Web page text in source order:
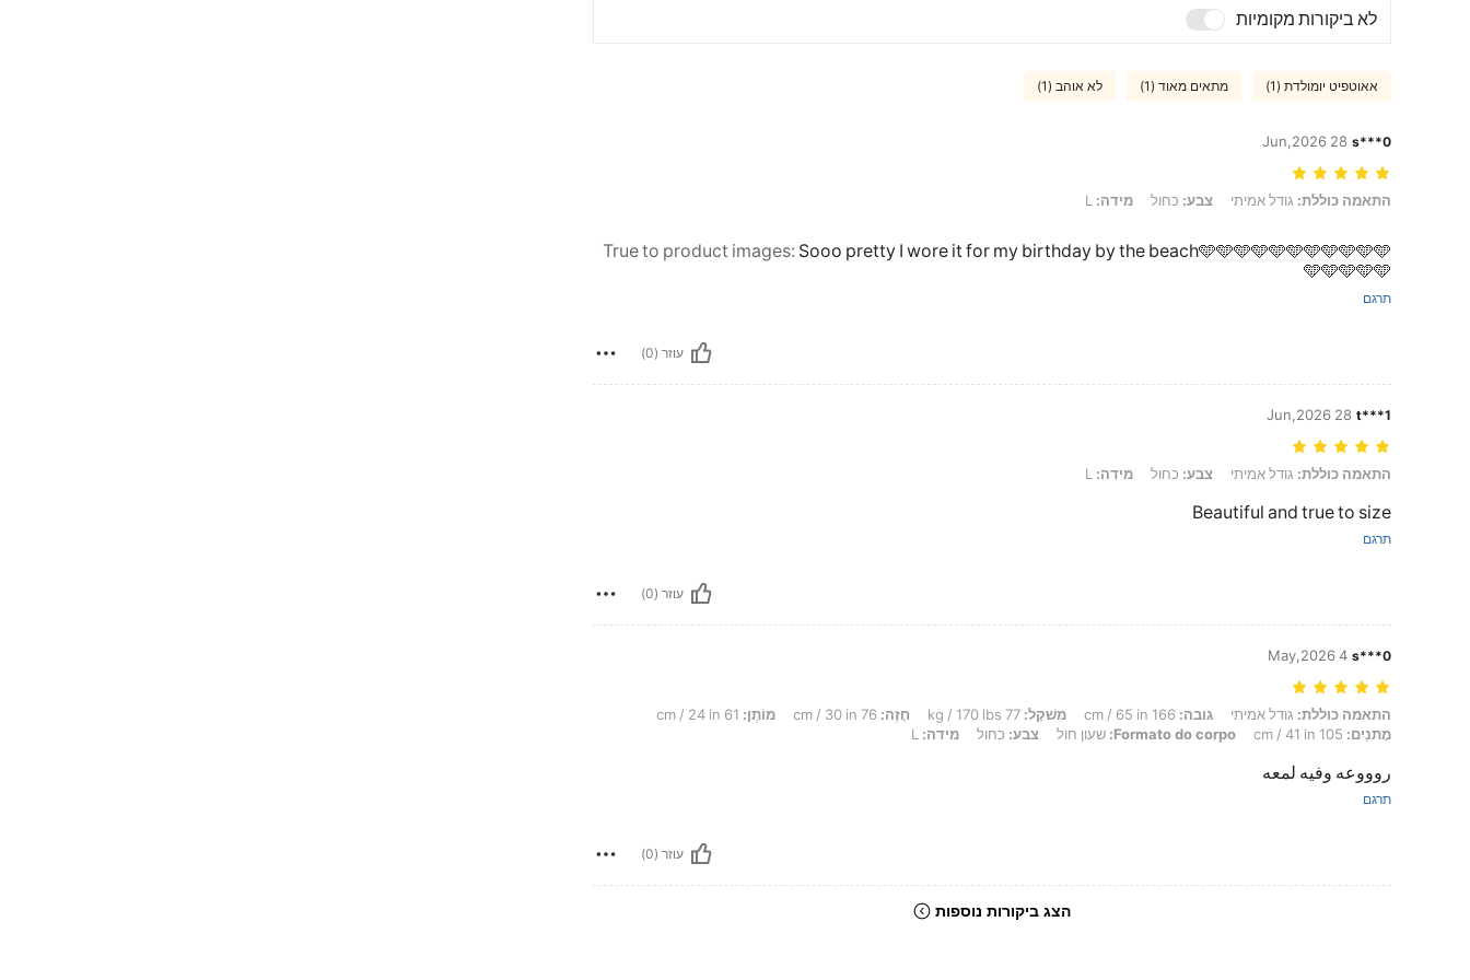
לא ביקורות מקומיות
אאוטפיט יומולדת (1) מתאים מאוד (1) לא אוהב (1)
s***0
28 Jun,2026
התאמה כוללת: גודל אמיתי, צבע: כחול, מידה: L
התאמה כוללת: גודל אמיתי צבע: כחול מידה:
True to product images: Sooo pretty I wore it for my birthday by the beach🩵🩵🩵🩵🩵🩵🩵🩵🩵🩵🩵
🩵🩵🩵🩵🩵
תרגם
עוזר (0)
t***1
28 Jun,2026
התאמה כוללת: גודל אמיתי, צבע: כחול, מידה: L
התאמה כוללת: גודל אמיתי צבע: כחול מידה:
Beautiful and true to size
תרגם
עוזר (0)
s***0
4 May,2026
התאמה כוללת: גודל אמיתי, גובה: 166 cm / 65 in, מִשׁקָל: 77 kg / 170 lbs, חָזֶה: 76 cm / 30 in, מוֹתֶן: 61 cm / 24 in, מָתנַיִם: 105 cm / 41 in, Formato do corpo: שעון חול, צבע: כחול, מידה: L
התאמה כוללת: גודל אמיתי גובה: מִשׁקָל: חָזֶה: מוֹתֶן:
מָתנַיִם:
Formato do corpo: שעון חול צבע: כחול מידה:
روووعه وفيه لمعه
תרגם
עוזר (0)
הצג ביקורות נוספות